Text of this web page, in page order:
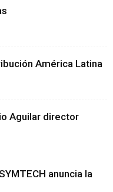
América Latina
Aguilar director
anuncia la